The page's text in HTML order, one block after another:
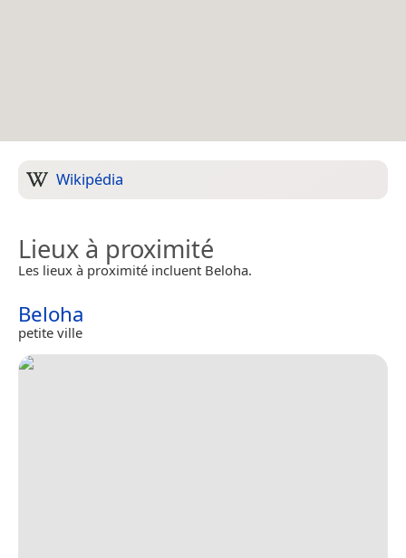
Wikipédia
Lieux à proximité
Les lieux à proximité incluent Beloha.
Beloha
petite ville